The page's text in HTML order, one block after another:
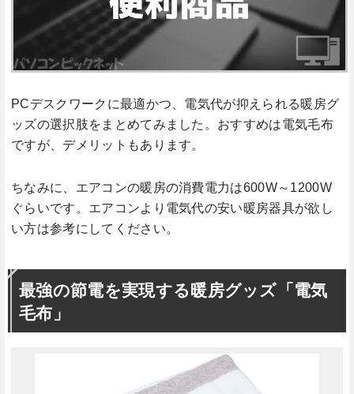
PCデスクワークに最適かつ、電気代が抑えられる暖房グ
ッズの選択肢をまとめてみました。おすすめは電気毛布
ですが、デメリットもあります。
ちなみに、エアコンの暖房の消費電力は600W～1200W
ぐらいです。エアコンより電気代の安い暖房器具が欲し
い方は参考にしてください。
最強の節電を実現する暖房グッズ「電気
毛布」